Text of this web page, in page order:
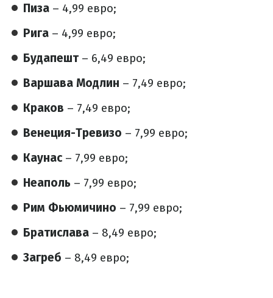
Пиза – 4,99 евро;
Рига – 4,99 евро;
Будапешт – 6,49 евро;
Варшава Модлин – 7,49 евро;
Краков – 7,49 евро;
Венеция-Тревизо – 7,99 евро;
Каунас – 7,99 евро;
Неаполь – 7,99 евро;
Рим Фьюмичино – 7,99 евро;
Братислава – 8,49 евро;
Загреб – 8,49 евро;